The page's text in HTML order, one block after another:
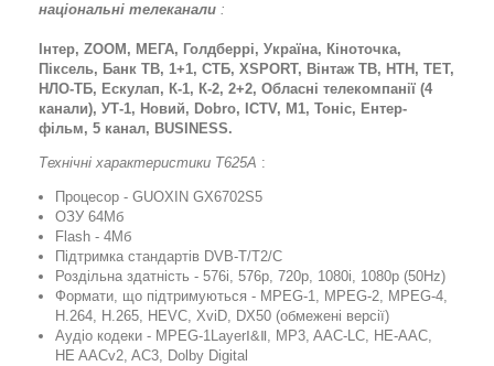
національні телеканали :
Інтер, ZOOM, МЕГА, Голдберрі, Україна, Кіноточка,
Піксель, Банк ТВ, 1+1, СТБ, ХSPORT, Вінтаж ТВ, НТН, ТЕТ,
НЛО-ТБ, Ескулап, К-1, К-2, 2+2, Обласні телекомпанії (4
канали), УТ-1, Новий, Dobro, ICTV, M1, Тоніс, Ентер-
фільм, 5 канал, BUSINESS.
Технічні характеристики Т625А :
Процесор - GUOXIN GX6702S5
ОЗУ 64Мб
Flash - 4Мб
Підтримка стандартів DVB-T/T2/C
Роздільна здатність - 576i, 576p, 720p, 1080i, 1080p (50Hz)
Формати, що підтримуються - MPEG-1, MPEG-2, MPEG-4,
H.264, H.265, HEVC, XviD, DX50 (обмежені версії)
Аудіо кодеки - MPEG-1LayerⅠ&Ⅱ, MP3, AAC-LC, HE-AAC,
HE AACv2, AC3, Dolby Digital